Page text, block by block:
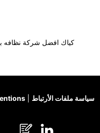
كياك افضل شركة نظافه
سياسة ملفات الأرتباط